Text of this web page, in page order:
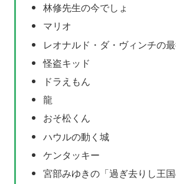
林修先生の今でしょ
マリオ
レオナルド・ダ・ヴィンチの
怪盗キッド
ドラえもん
龍
おそ松くん
ハウルの動く城
ケンタッキー
宮部みゆきの「過ぎ去りし王国